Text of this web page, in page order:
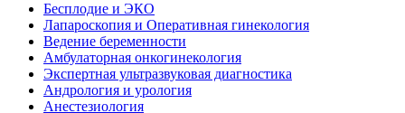
Бесплодие и ЭКО
Лапароскопия и Оперативная гинекология
Ведение беременности
Амбулаторная онкогинекология
Экспертная ультразвуковая диагностика
Андрология и урология
Анестезиология